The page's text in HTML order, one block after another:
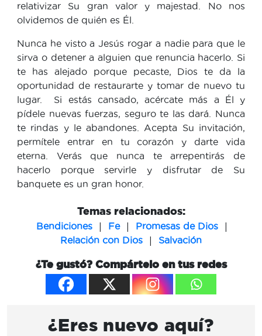
relativizar Su gran valor y majestad. No nos
olvidemos de quién es Él.
Nunca he visto a Jesús rogar a nadie para que le
sirva o detener a alguien que renuncia hacerlo. Si
te has alejado porque pecaste, Dios te da la
oportunidad de restaurarte y tomar de nuevo tu
lugar. Si estás cansado, acércate más a Él y
pídele nuevas fuerzas, seguro te las dará. Nunca
te rindas y le abandones. Acepta Su invitación,
permítele entrar en tu corazón y darte vida
eterna. Verás que nunca te arrepentirás de
hacerlo porque servirle y disfrutar de Su
banquete es un gran honor.
Temas relacionados:
Bendiciones | Fe | Promesas de Dios |
Relación con Dios | Salvación
¿Te gustó? Compártelo en tus redes
¿Eres nuevo aquí?